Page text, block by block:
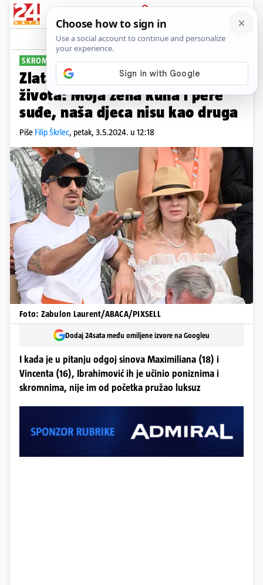
PRIJAVA
Sport Komentari
SKROMNA OBITELJ
Zlatan otkrio detalje privatnog
života: Moja žena kuha i pere
suđe, naša djeca nisu kao druga
Piše Filip Škrlec, petak, 3.5.2024. u 12:18
Foto: Zabulon Laurent/ABACA/PIXSELL
Dodaj 24sata među omiljene izvore na Googleu
I kada je u pitanju odgoj sinova Maximiliana (18) i
Vincenta (16), Ibrahimović ih je učinio poniznima i
skromnima, nije im od početka pružao luksuz